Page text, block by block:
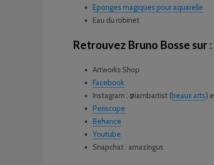
Eponges magiques pour aquarelle
Eau du robinet
Retrouvez Bruno Bosse sur :
Artworks Shop
Facebook
Instagram : @iambartist (beaux arts)
Periscope
Behance
Youtube
Snapchat : amazingus